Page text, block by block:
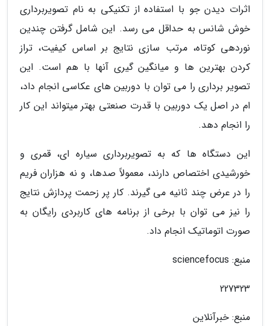
اثرات دیدن جو با استفاده از تکنیکی به نام تصویربرداری
خوش شانس به حداقل می رسد. این شامل گرفتن چندین
نوردهی کوتاه، مرتب سازی نتایج بر اساس کیفیت، تراز
کردن بهترین ها و میانگین گیری آنها با هم است. این
تصویر برداری را می توان با دوربین های عکاسی انجام داد،
ام در اصل یک دوربین با قدرت صنعتی بهتر میتواند این کار
را انجام دهد.
این دستگاه ها که به تصویربرداری سیاره ای، قمری و
خورشیدی اختصاص دارند، معمولاً صدها، و نه هزاران فریم
را در عرض چند ثانیه می گیرند. کار پر زحمت پردازش نتایج
را نیز می توان با برخی از برنامه های کاربردی رایگان به
صورت اتوماتیک انجام داد.
منبع: sciencefocus
227323
منبع: خبرآنلاین